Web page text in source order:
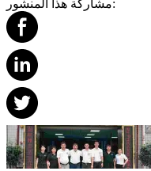
مشاركة هذا المنشور: